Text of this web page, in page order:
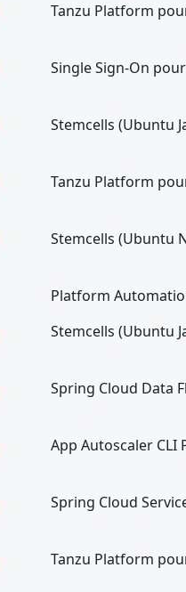
Tanzu Platform
Single Sign-On
Stemcells (Ubuntu
Tanzu Platform
Stemcells (Ubuntu
Platform
Stemcells (Ubuntu
Spring Cloud Data
App Autoscaler
Spring Cloud
Tanzu Platform